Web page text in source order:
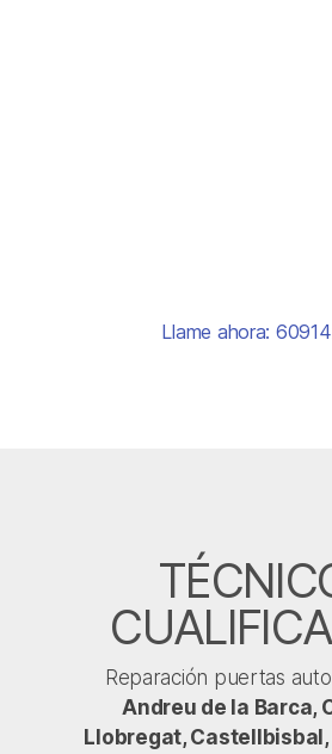
Llame ahora:
Reparación puertas
Andreu de la Barca,
Llobregat, Castellbisbal,